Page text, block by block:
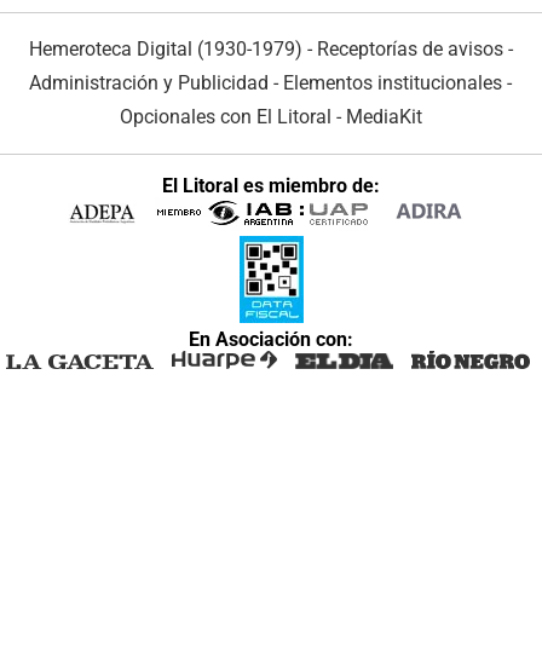
Hemeroteca Digital (1930-1979) - Receptorías de avisos -
Administración y Publicidad - Elementos institucionales -
Opcionales con El Litoral - MediaKit
El Litoral es miembro de:
En Asociación con: